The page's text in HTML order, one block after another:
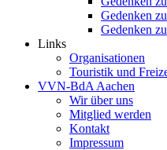
Gedenken
Gedenken
Links
Organisationen
Touristik und
VVN-BdA Aachen
Wir über uns
Mitglied werden
Kontakt
Impressum